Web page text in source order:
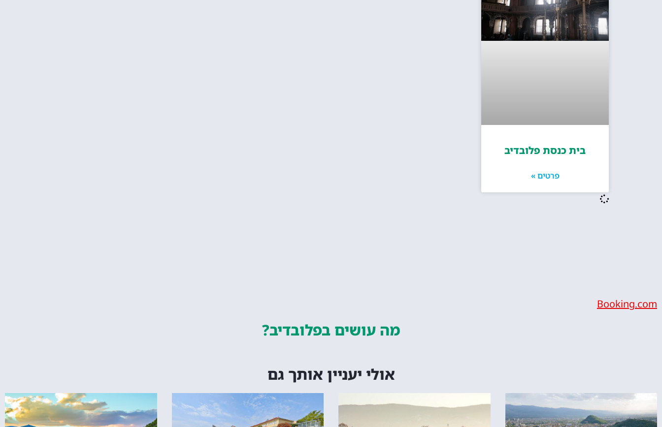
בית כנסת פלובדיב
פרטים »
Booking.com
מה עושים בפלובדיב?
אולי יעניין אותך גם